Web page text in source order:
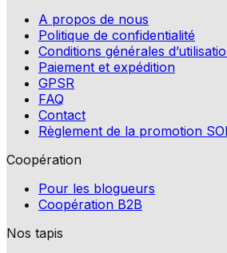
A propos de nous
Politique de confidentialité
Conditions générales
Paiement et expédition
GPSR
FAQ
Contact
Règlement de la promotion
Coopération
Pour les blogueurs
Coopération B2B
Nos tapis